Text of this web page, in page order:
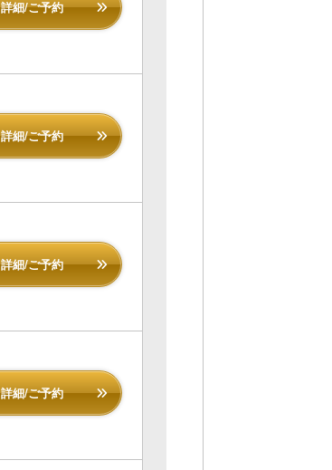
詳細/ご予約
詳細/ご予約
詳細/ご予約
詳細/ご予約